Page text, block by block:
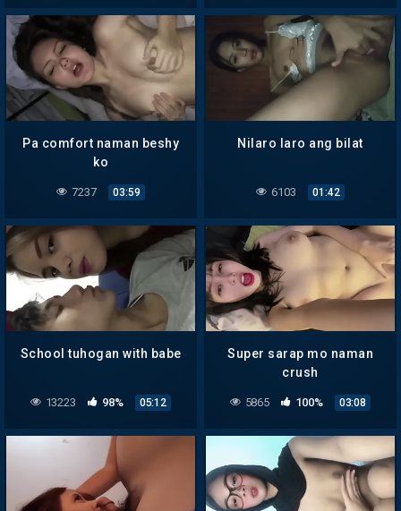
Pa comfort naman beshy
ko
7237 03:59
Nilaro laro ang bilat
6103 01:42
School tuhogan with babe
13223 98% 05:12
Super sarap mo naman
crush
5865 100% 03:08